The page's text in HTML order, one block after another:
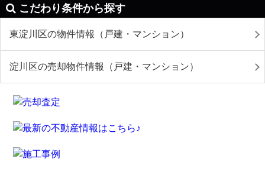
こだわり条件から探す
東淀川区の物件情報（戸建・マンション）
淀川区の売却物件情報（戸建・マンション）